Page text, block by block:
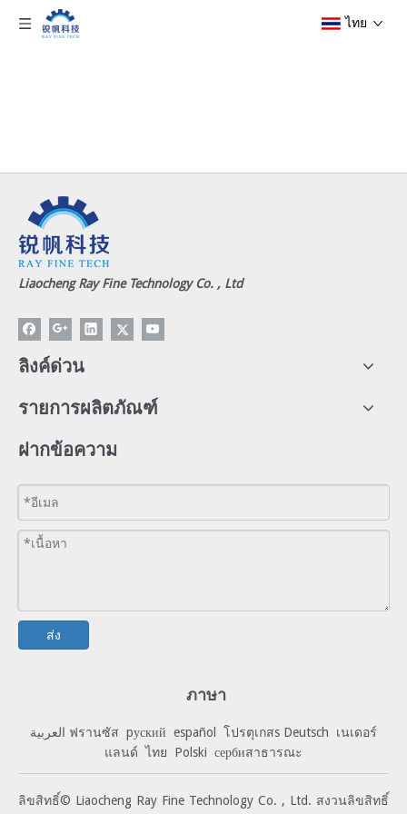
ไทย
Liaocheng Ray Fine Technology Co. , Ltd
ลิงค์ด่วน
รายการผลิตภัณฑ์
ฝากข้อความ
ส่ง
ภาษา
العربية ฟรานซัส pуский español โปรตุเกสs Deutsch
เนเดอร์
แลนด์ ไทย Polski сербиสาธารณะ
ลิขสิทธิ์© Liaocheng Ray Fine Technology Co. , Ltd. สงวนลิขสิทธิ์